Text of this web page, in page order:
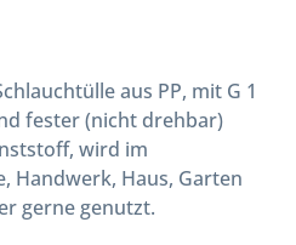
aus PP, mit G 1
fester (nicht drehbar)
wird im
Handwerk, Haus, Garten
gerne genutzt.